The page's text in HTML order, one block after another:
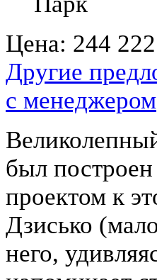
Цена: 244
Другие
с менеджером
был
проектом к
Дзисько
него,